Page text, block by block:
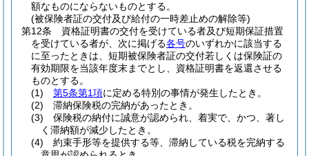
額なものにならないものとする。
(被保険者証の交付及び給付の一時差止めの解除等)
第12条
資格証明書の交付を受けている者及び短期保証措置
を受けている者が、次に掲げる各号のいずれかに該当する
に至ったときは、短期被保険者証の交付若しくは保険証の
有効期限を当該年度末までとし、資格証明書を返還させる
ものとする。
(1)
第5条第1項に定める特別の事情が発生したとき。
(2)
滞納保険税の完納があったとき。
(3)
保険税の納付に誠意が認められ、着実で、かつ、著し
く滞納額が減少したとき。
(4)
約束手形等を提供する等、滞納している税を完納する